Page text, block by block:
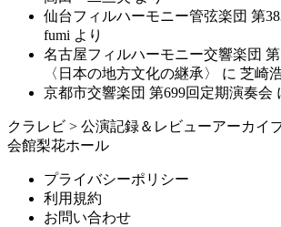
仙台フィルハーモニー管弦楽団 第
fumi より
名古屋フィルハーモニー交響楽団
〈日本の地方文化の継承〉
に 芝崎
京都市交響楽団 第699回定期演奏会
クラレビ > 公演記録＆レビューアーカイ
会館梨花ホール
プライバシーポリシー
利用規約
お問い合わせ